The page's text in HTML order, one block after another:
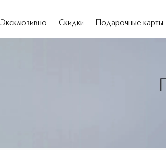
Эксклюзивно Скидки Подарочные карты